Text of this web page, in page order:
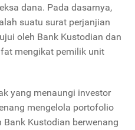
dana. Pada dasarnya,
suatu surat perjanjian
oleh Bank Kustodian dan
mengikat pemilik unit
yang menaungi investor
mengelola portofolio
Kustodian berwenang